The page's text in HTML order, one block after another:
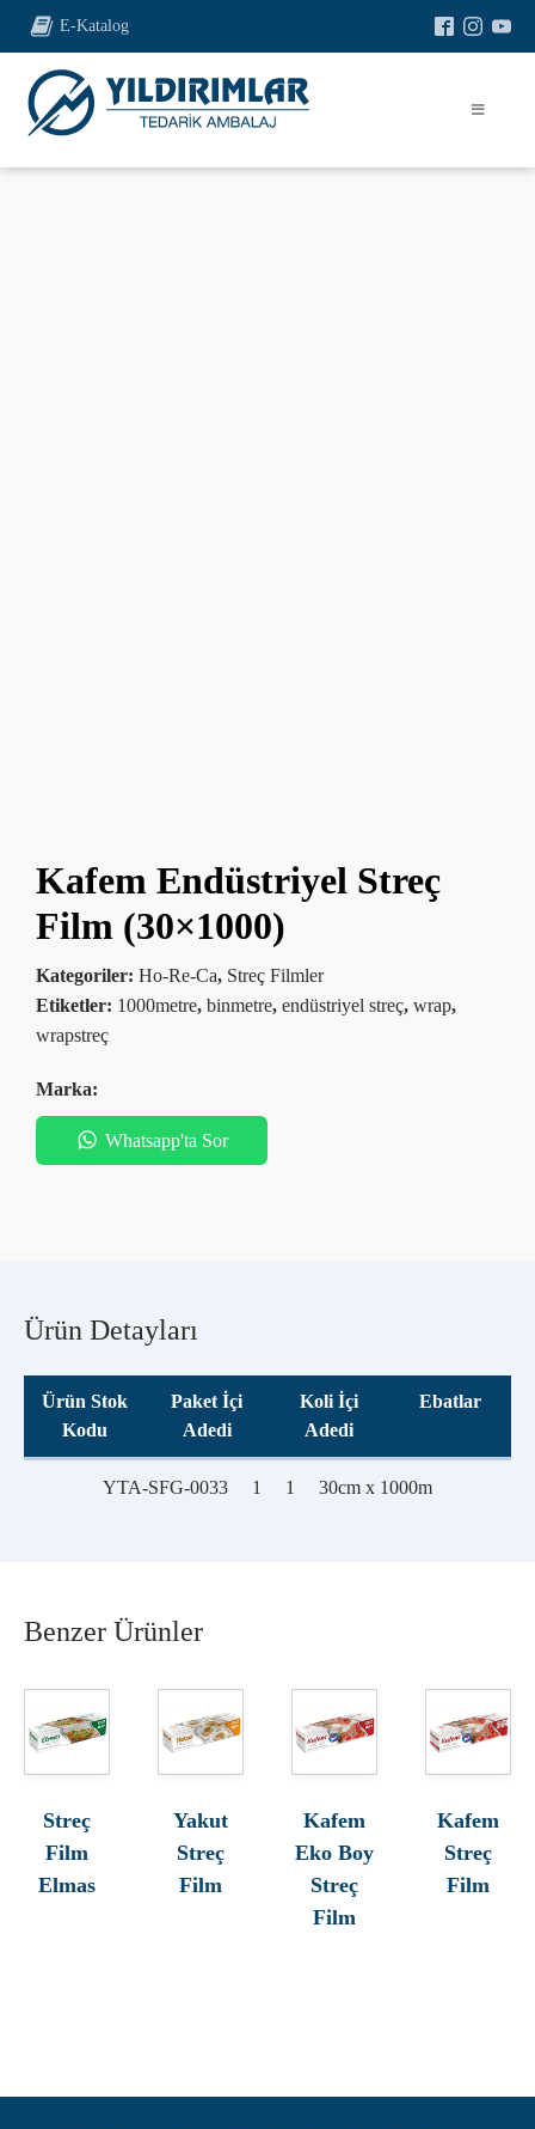
E-Katalog
Kafem Endüstriyel Streç
Film (30×1000)
Kategoriler: Ho-Re-Ca, Streç Filmler
Etiketler: 1000metre, binmetre, endüstriyel streç, wrap,
wrapstreç
Marka:
Whatsapp'ta Sor
Ürün Detayları
Ürün Stok
Kodu
Paket İçi
Adedi
Koli İçi
Adedi
Ebatlar
YTA-SFG-0033 1 1 30cm x 1000m
Benzer Ürünler
Streç
Film
Elmas
Yakut
Streç
Film
Kafem
Eko Boy
Streç
Film
Kafem
Streç
Film